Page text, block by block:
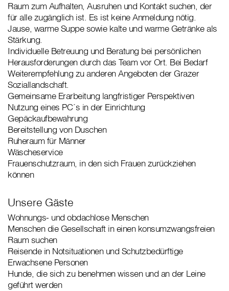
Raum zum Aufhalten, Ausruhen und Kontakt suchen, der
für alle zugänglich ist. Es ist keine Anmeldung nötig.
Jause, warme Suppe sowie kalte und warme Getränke als
Stärkung.
Individuelle Betreuung und Beratung bei persönlichen
Herausforderungen durch das Team vor Ort. Bei Bedarf
Weiterempfehlung zu anderen Angeboten der Grazer
Soziallandschaft.
Gemeinsame Erarbeitung langfristiger Perspektiven
Nutzung eines PC´s in der Einrichtung
Gepäckaufbewahrung
Bereitstellung von Duschen
Ruheraum für Männer
Wäscheservice
Frauenschutzraum, in den sich Frauen zurückziehen
können
Unsere Gäste
Wohnungs- und obdachlose Menschen
Menschen die Gesellschaft in einen konsumzwangsfreien
Raum suchen
Reisende in Notsituationen und Schutzbedürftige
Erwachsene Personen
Hunde, die sich zu benehmen wissen und an der Leine
geführt werden